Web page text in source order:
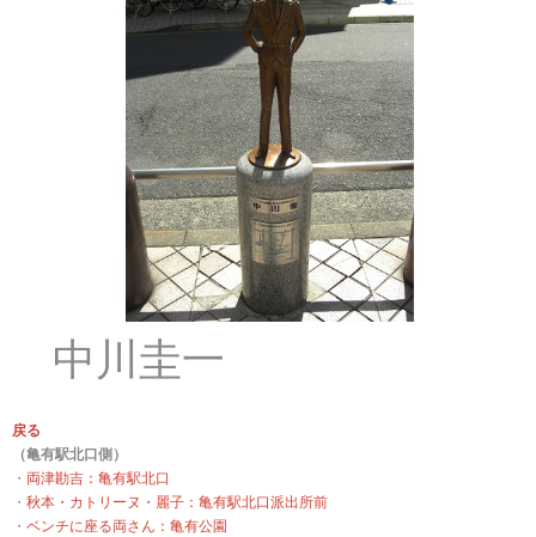
中川圭一
戻る
（亀有駅北口側）
・ 両津勘吉：亀有駅北口
・ 秋本・カトリーヌ・麗子：亀有駅北口派出所前
・ ベンチに座る両さん：亀有公園